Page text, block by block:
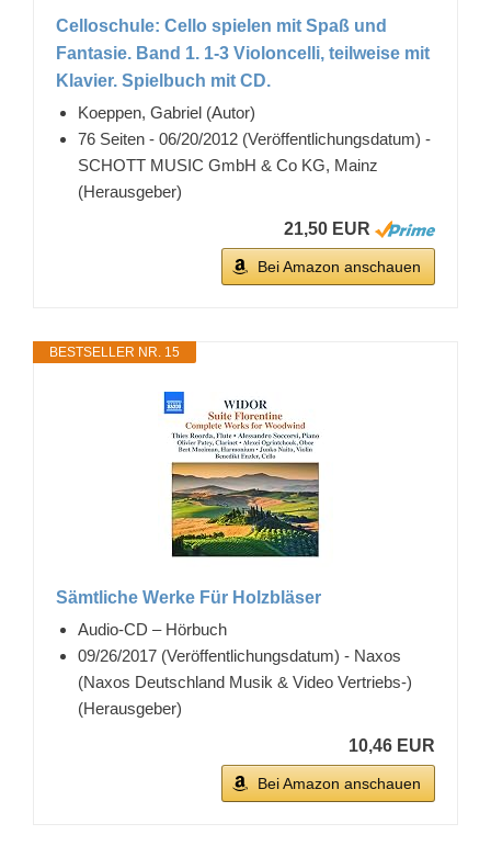
Celloschule: Cello spielen mit Spaß und
Fantasie. Band 1. 1-3 Violoncelli, teilweise mit
Klavier. Spielbuch mit CD.
Koeppen, Gabriel (Autor)
76 Seiten - 06/20/2012 (Veröffentlichungsdatum) -
SCHOTT MUSIC GmbH & Co KG, Mainz
(Herausgeber)
21,50 EUR
Bei Amazon anschauen
BESTSELLER NR. 15
Sämtliche Werke Für Holzbläser
Audio-CD – Hörbuch
09/26/2017 (Veröffentlichungsdatum) - Naxos
(Naxos Deutschland Musik & Video Vertriebs-)
(Herausgeber)
10,46 EUR
Bei Amazon anschauen